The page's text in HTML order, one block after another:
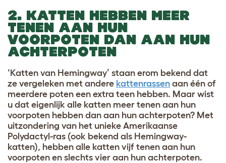
2. KATTEN HEBBEN MEER
TENEN AAN HUN
VOORPOTEN DAN AAN HUN
ACHTERPOTEN
‘Katten van Hemingway’ staan erom bekend dat
ze vergeleken met andere kattenrassen aan één of
meerdere poten een extra teen hebben. Maar wist
u dat eigenlijk alle katten meer tenen aan hun
voorpoten hebben dan aan hun achterpoten? Met
uitzondering van het unieke Amerikaanse
Polydactyl-ras (ook bekend als Hemingway-
katten), hebben alle katten vijf tenen aan hun
voorpoten en slechts vier aan hun achterpoten.